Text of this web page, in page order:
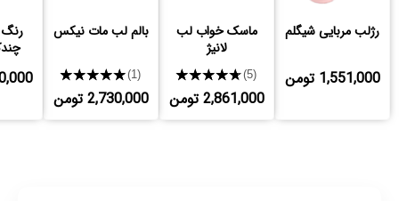
رژلب مربایی شیگلم
1,551,000 تومن
ماسک خواب لب
لانیژ
★★★★★(5)
2,861,000 تومن
بالم لب مات نیکس
★★★★★(1)
2,730,000 تومن